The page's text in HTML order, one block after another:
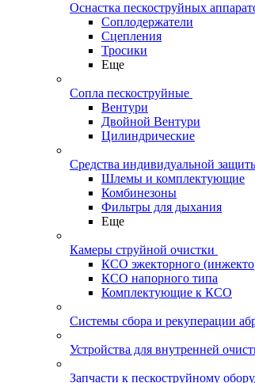
Оснастка пескоструйных
Соплодержатели
Сцепления
Тросики
Еще
Сопла пескоструйные
Вентури
Двойной Вентури
Цилиндрические
Средства индивидуальной
Шлемы и комплектующие
Комбинезоны
Фильтры для дыхания
Еще
Камеры струйной очистки
КСО эжекторного
КСО напорного типа
Комплектующие к КСО
Системы сбора и рекуперации
Устройства для внутренней
Запчасти к пескоструйному